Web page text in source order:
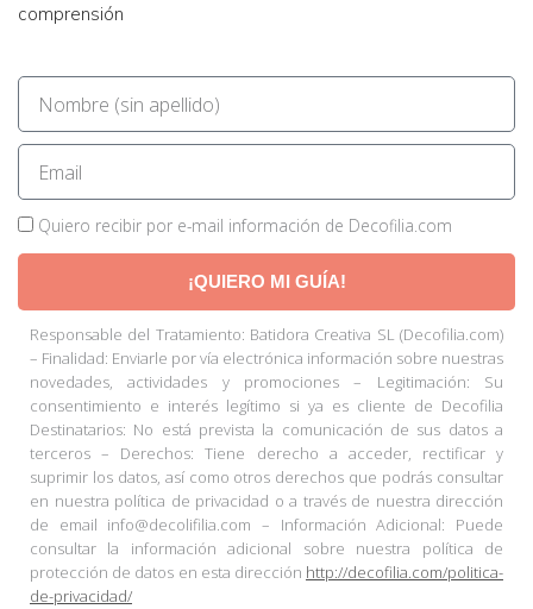
comprensión
Quiero recibir por e-mail información de Decofilia.com
¡QUIERO MI GUÍA!
Responsable del Tratamiento: Batidora Creativa SL (Decofilia.com)
– Finalidad: Enviarle por vía electrónica información sobre nuestras
novedades, actividades y promociones – Legitimación: Su
consentimiento e interés legítimo si ya es cliente de Decofilia
Destinatarios: No está prevista la comunicación de sus datos a
terceros – Derechos: Tiene derecho a acceder, rectificar y
suprimir los datos, así como otros derechos que podrás consultar
en nuestra política de privacidad o a través de nuestra dirección
de email info@decolifilia.com – Información Adicional: Puede
consultar la información adicional sobre nuestra política de
protección de datos en esta dirección http://decofilia.com/politica-
de-privacidad/